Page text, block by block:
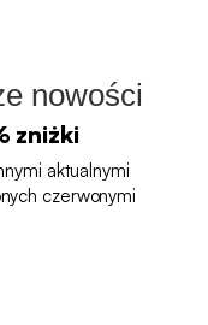
nowości
zniżki
aktualnymi
czerwonymi